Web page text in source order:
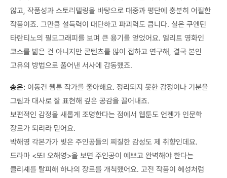
않고, 작품성과 스토리텔링을 바탕으로 대중과 평단에 충분히 어필한
작품이죠. 그만큼 설득력이 대단하고 파괴력도 큽니다. 실은 쿠엔틴
타란티노의 필모그래피를 보며 큰 용기를 얻었어요. 엘리트 영화인
코스를 밟은 건 아니지만 콘텐츠를 많이 접하고 연구해, 결국 본인
고유의 방법으로 풀어낸 서사에 감동했죠.
송은: 이동건 웹툰 작가를 좋아해요. 정리되지 못한 감정이나 기분을
그림과 대사로 잘 표현해 깊은 공감을 끌어내죠.
보편적인 감정을 새롭게 조명한다는 점에서 웹툰도 언젠가 인문학
장르가 되리라 믿어요.
박해영 각본가가 빚은 주인공들의 찌질한 감성도 제 취향인데요.
드라마 <또! 오해영>을 보면 주인공이 예쁘고 완벽해야 한다는
클리셰를 탈피해 하나의 장르를 개척했어요. 고전 작품이 혜성처럼